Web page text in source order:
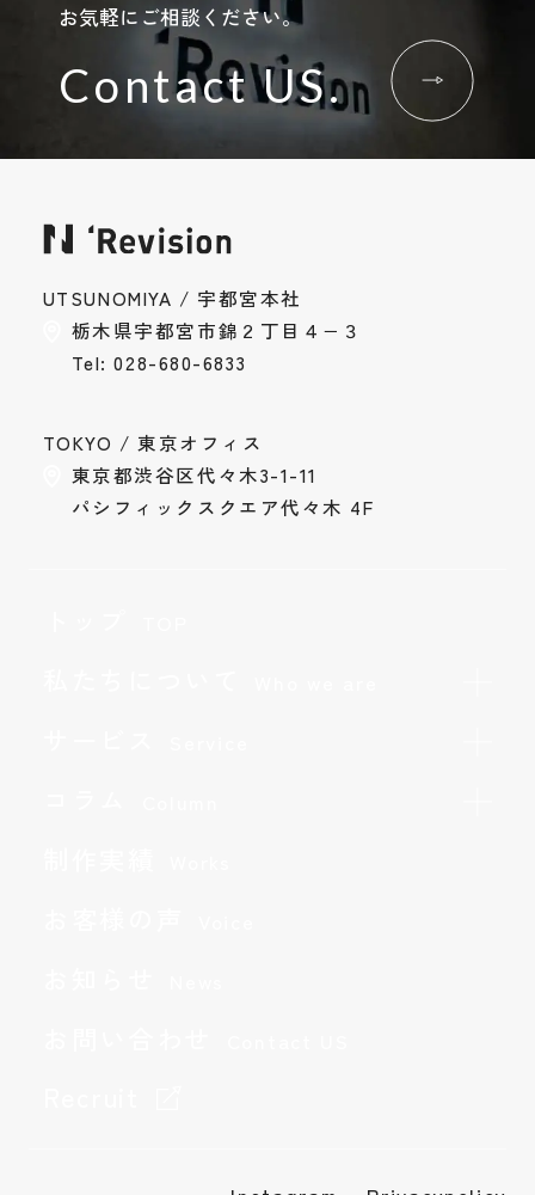
お気軽にご相談ください。
Contact US.
UTSUNOMIYA / 宇都宮本社
栃木県宇都宮市錦２丁目４−３
Tel: 028-680-6833
TOKYO / 東京オフィス
東京都渋谷区代々木3-1-11
パシフィックスクエア代々木 4F